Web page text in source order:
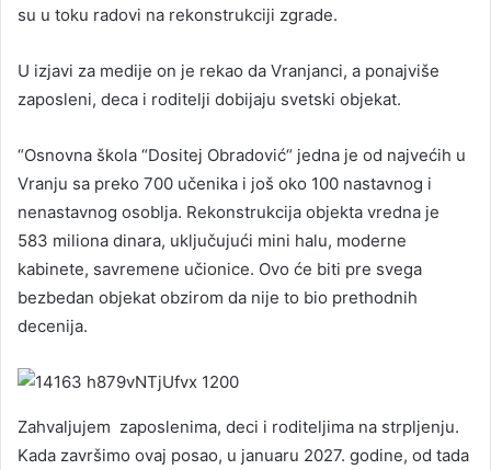
su u toku radovi na rekonstrukciji zgrade.
U izjavi za medije on je rekao da Vranjanci, a ponajviše
zaposleni, deca i roditelji dobijaju svetski objekat.
“Osnovna škola “Dositej Obradović“ jedna je od najvećih u
Vranju sa preko 700 učenika i još oko 100 nastavnog i
nenastavnog osoblja. Rekonstrukcija objekta vredna je
583 miliona dinara, uključujući mini halu, moderne
kabinete, savremene učionice. Ovo će biti pre svega
bezbedan objekat obzirom da nije to bio prethodnih
decenija.
Zahvaljujem zaposlenima, deci i roditeljima na strpljenju.
Kada završimo ovaj posao, u januaru 2027. godine, od tada